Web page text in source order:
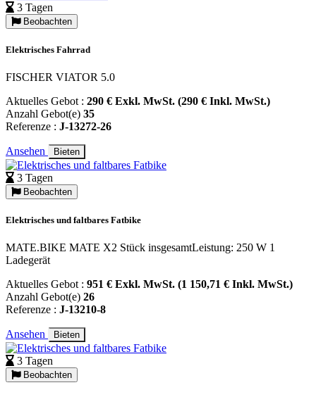
3 Tagen
Beobachten
Elektrisches Fahrrad
FISCHER VIATOR 5.0
Aktuelles Gebot : 290 € Exkl. MwSt. (290 € Inkl. MwSt.)
Anzahl Gebot(e) 35
Referenze : J-13272-26
Ansehen Bieten
3 Tagen
Beobachten
Elektrisches und faltbares Fatbike
MATE.BIKE MATE X2 Stück insgesamtLeistung: 250 W 1
Ladegerät
Aktuelles Gebot : 951 € Exkl. MwSt. (1 150,71 € Inkl. MwSt.)
Anzahl Gebot(e) 26
Referenze : J-13210-8
Ansehen Bieten
3 Tagen
Beobachten